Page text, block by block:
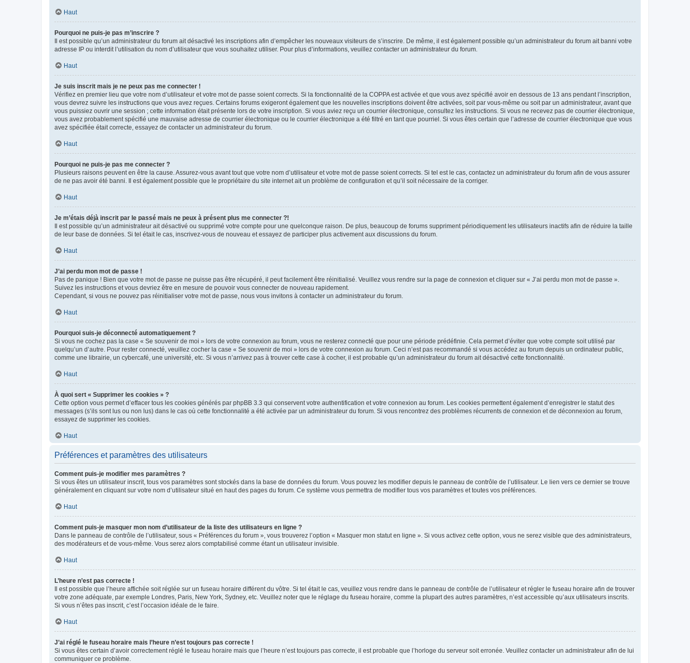
Haut
Pourquoi ne puis-je pas m’inscrire ?
Il est possible qu’un administrateur du forum ait désactivé les inscriptions afin d’empêcher les nouveaux visiteurs de s’inscrire. De même, il est également possible qu’un administrateur du forum ait banni votre
adresse IP ou interdit l’utilisation du nom d’utilisateur que vous souhaitez utiliser. Pour plus d’informations, veuillez contacter un administrateur du forum.
Haut
Je suis inscrit mais je ne peux pas me connecter !
Vérifiez en premier lieu que votre nom d’utilisateur et votre mot de passe soient corrects. Si la fonctionnalité de la COPPA est activée et que vous avez spécifié avoir en dessous de 13 ans pendant l’inscription,
vous devrez suivre les instructions que vous avez reçues. Certains forums exigeront également que les nouvelles inscriptions doivent être activées, soit par vous-même ou soit par un administrateur, avant que
vous puissiez ouvrir une session ; cette information était présente lors de votre inscription. Si vous aviez reçu un courrier électronique, consultez les instructions. Si vous ne recevez pas de courrier électronique,
vous avez probablement spécifié une mauvaise adresse de courrier électronique ou le courrier électronique a été filtré en tant que pourriel. Si vous êtes certain que l’adresse de courrier électronique que vous
avez spécifiée était correcte, essayez de contacter un administrateur du forum.
Haut
Pourquoi ne puis-je pas me connecter ?
Plusieurs raisons peuvent en être la cause. Assurez-vous avant tout que votre nom d’utilisateur et votre mot de passe soient corrects. Si tel est le cas, contactez un administrateur du forum afin de vous assurer
de ne pas avoir été banni. Il est également possible que le propriétaire du site internet ait un problème de configuration et qu’il soit nécessaire de la corriger.
Haut
Je m’étais déjà inscrit par le passé mais ne peux à présent plus me connecter ?!
Il est possible qu’un administrateur ait désactivé ou supprimé votre compte pour une quelconque raison. De plus, beaucoup de forums suppriment périodiquement les utilisateurs inactifs afin de réduire la taille
de leur base de données. Si tel était le cas, inscrivez-vous de nouveau et essayez de participer plus activement aux discussions du forum.
Haut
J’ai perdu mon mot de passe !
Pas de panique ! Bien que votre mot de passe ne puisse pas être récupéré, il peut facilement être réinitialisé. Veuillez vous rendre sur la page de connexion et cliquer sur « J’ai perdu mon mot de passe ».
Suivez les instructions et vous devriez être en mesure de pouvoir vous connecter de nouveau rapidement.
Cependant, si vous ne pouvez pas réinitialiser votre mot de passe, nous vous invitons à contacter un administrateur du forum.
Haut
Pourquoi suis-je déconnecté automatiquement ?
Si vous ne cochez pas la case « Se souvenir de moi » lors de votre connexion au forum, vous ne resterez connecté que pour une période prédéfinie. Cela permet d’éviter que votre compte soit utilisé par
quelqu’un d’autre. Pour rester connecté, veuillez cocher la case « Se souvenir de moi » lors de votre connexion au forum. Ceci n’est pas recommandé si vous accédez au forum depuis un ordinateur public,
comme une librairie, un cybercafé, une université, etc. Si vous n’arrivez pas à trouver cette case à cocher, il est probable qu’un administrateur du forum ait désactivé cette fonctionnalité.
Haut
À quoi sert « Supprimer les cookies » ?
Cette option vous permet d’effacer tous les cookies générés par phpBB 3.3 qui conservent votre authentification et votre connexion au forum. Les cookies permettent également d’enregistrer le statut des
messages (s’ils sont lus ou non lus) dans le cas où cette fonctionnalité a été activée par un administrateur du forum. Si vous rencontrez des problèmes récurrents de connexion et de déconnexion au forum,
essayez de supprimer les cookies.
Haut
Préférences et paramètres des utilisateurs
Comment puis-je modifier mes paramètres ?
Si vous êtes un utilisateur inscrit, tous vos paramètres sont stockés dans la base de données du forum. Vous pouvez les modifier depuis le panneau de contrôle de l’utilisateur. Le lien vers ce dernier se trouve
généralement en cliquant sur votre nom d’utilisateur situé en haut des pages du forum. Ce système vous permettra de modifier tous vos paramètres et toutes vos préférences.
Haut
Comment puis-je masquer mon nom d’utilisateur de la liste des utilisateurs en ligne ?
Dans le panneau de contrôle de l’utilisateur, sous « Préférences du forum », vous trouverez l’option « Masquer mon statut en ligne ». Si vous activez cette option, vous ne serez visible que des administrateurs,
des modérateurs et de vous-même. Vous serez alors comptabilisé comme étant un utilisateur invisible.
Haut
L’heure n’est pas correcte !
Il est possible que l’heure affichée soit réglée sur un fuseau horaire différent du vôtre. Si tel était le cas, veuillez vous rendre dans le panneau de contrôle de l’utilisateur et régler le fuseau horaire afin de trouver
votre zone adéquate, par exemple Londres, Paris, New York, Sydney, etc. Veuillez noter que le réglage du fuseau horaire, comme la plupart des autres paramètres, n’est accessible qu’aux utilisateurs inscrits.
Si vous n’êtes pas inscrit, c’est l’occasion idéale de le faire.
Haut
J’ai réglé le fuseau horaire mais l’heure n’est toujours pas correcte !
Si vous êtes certain d’avoir correctement réglé le fuseau horaire mais que l’heure n’est toujours pas correcte, il est probable que l’horloge du serveur soit erronée. Veuillez contacter un administrateur afin de lui
communiquer ce problème.